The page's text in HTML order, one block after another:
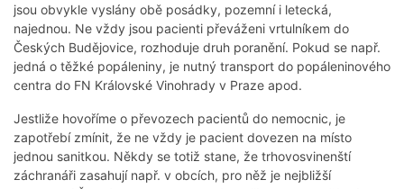
jsou obvykle vyslány obě posádky, pozemní i letecká,
najednou. Ne vždy jsou pacienti převáženi vrtulníkem do
Českých Budějovice, rozhoduje druh poranění. Pokud se např.
jedná o těžké popáleniny, je nutný transport do popáleninového
centra do FN Královské Vinohrady v Praze apod.
Jestliže hovoříme o převozech pacientů do nemocnic, je
zapotřebí zmínit, že ne vždy je pacient dovezen na místo
jednou sanitkou. Někdy se totiž stane, že trhovosvinenští
záchranáři zasahují např. v obcích, pro něž je nejbližší